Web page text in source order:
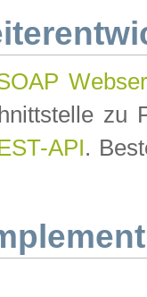
zu
API.